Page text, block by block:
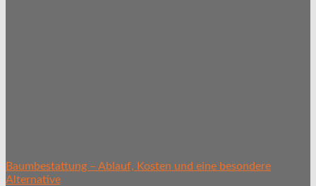
Baumbestattung – Ablauf, Kosten und eine besondere
Alternative